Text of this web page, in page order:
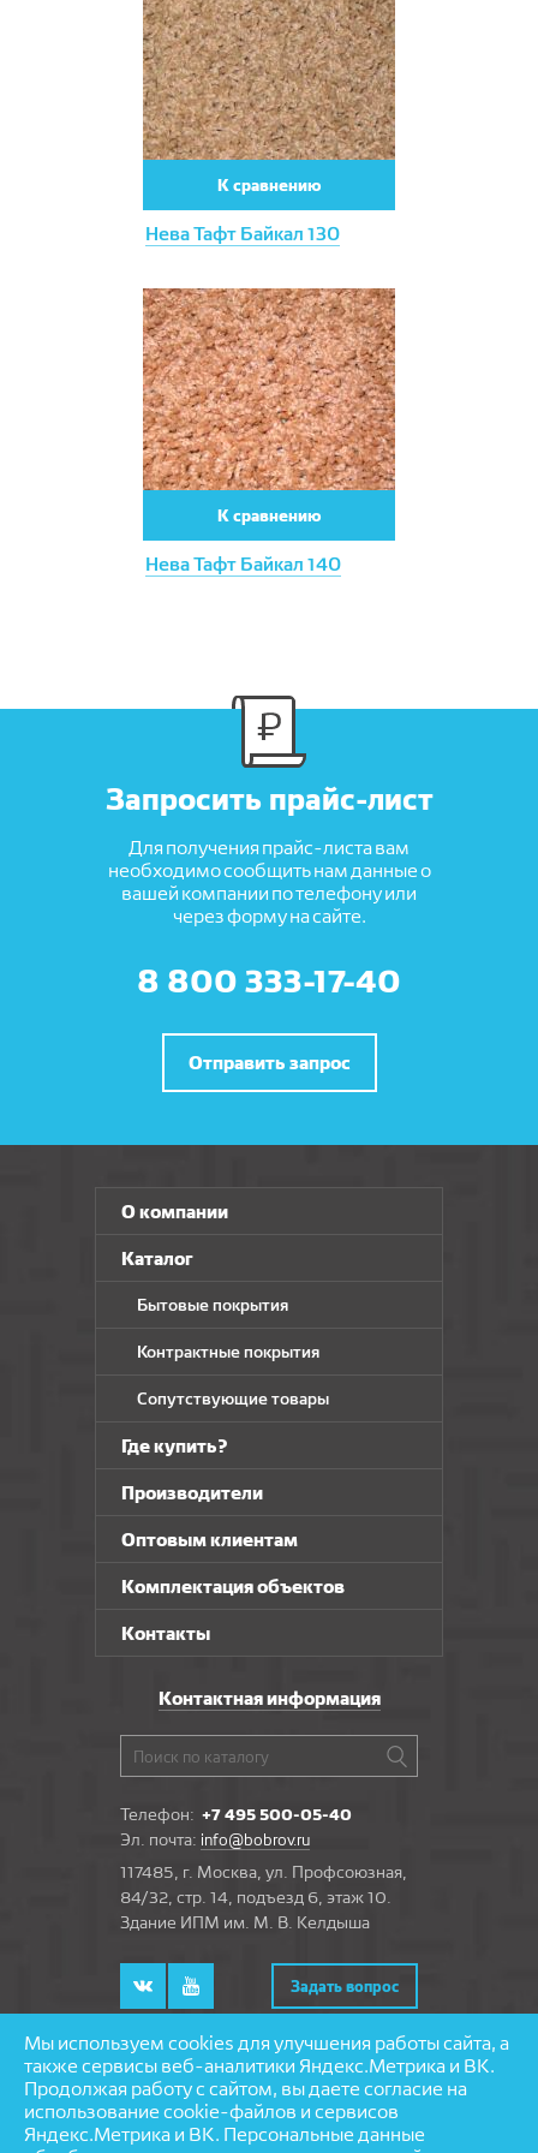
Нева Тафт Байкал 130
К сравнению
Нева Тафт Байкал 140
К сравнению
Запросить прайс-лист
Для получения прайс-листа вам
необходимо сообщить нам данные о
вашей компании по телефону или
через форму на сайте.
8 800 333-17-40
Отправить запрос
О компании
Каталог
Бытовые покрытия
Контрактные покрытия
Сопутствующие товары
Где купить?
Производители
Оптовым клиентам
Комплектация объектов
Контакты
Контактная информация
Телефон: +7 495 500-05-40
Эл. почта: info@bobrov.ru
117485, г. Москва, ул. Профсоюзная,
84/32, стр. 14, подъезд 6, этаж 10.
Здание ИПМ им. М. В. Келдыша
Задать вопрос
© 1997—2026 «Бобров» — напольные покрытия
Разработка и поддержка сайта — агентство
Partmedia
Мы используем cookies для улучшения работы сайта, а
также сервисы веб-аналитики Яндекс.Метрика и ВК.
Продолжая работу с сайтом, вы даете согласие на
использование cookie-файлов и сервисов
Яндекс.Метрика и ВК. Персональные данные